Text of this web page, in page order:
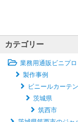
カテゴリー
業務用通販ビニプロ
製作事例
ビニールカーテ
茨城県
筑西市